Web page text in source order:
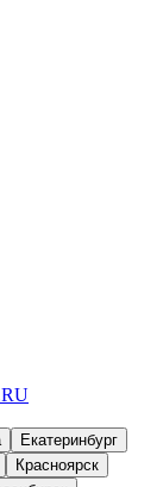
Екатеринбург
Красноярск